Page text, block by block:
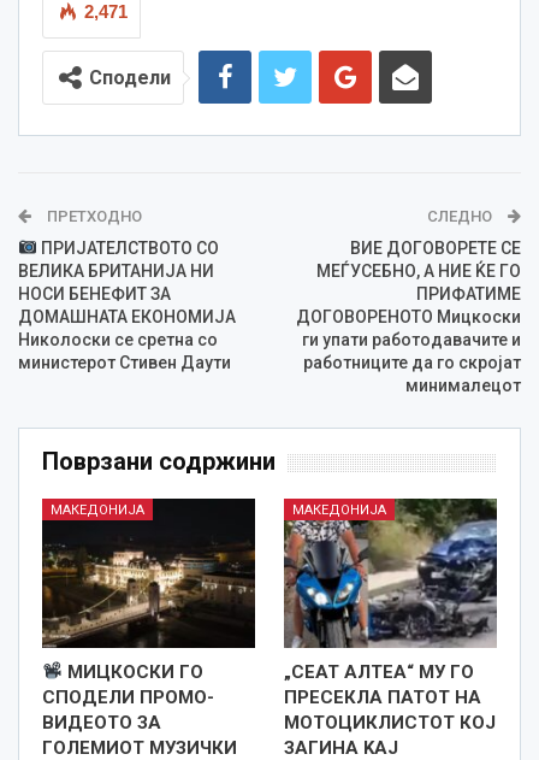
2,471
Сподели
ПРЕТХОДНО
ПРИЈАТЕЛСТВОТО СО
ВЕЛИКА БРИТАНИЈА НИ
НОСИ БЕНЕФИТ ЗА
ДОМАШНАТА ЕКОНОМИЈА
Николоски се сретна со
министерот Стивен Даути
СЛЕДНО
ВИЕ ДОГОВОРЕТЕ СЕ
МЕЃУСЕБНО, А НИЕ ЌЕ ГО
ПРИФАТИМЕ
ДОГОВОРЕНОТО Мицкоски
ги упати работодавачите и
работниците да го скројат
минималецот
Поврзани содржини
МАКЕДОНИЈА
МИЦКОСКИ ГО
СПОДЕЛИ ПРОМО-
ВИДЕОТО ЗА
ГОЛЕМИОТ МУЗИЧКИ
МАКЕДОНИЈА
„СЕАТ АЛТЕА“ МУ ГО
ПРЕСЕКЛА ПАТОТ НА
МОТОЦИКЛИСТОТ КОЈ
ЗАГИНА KAJ